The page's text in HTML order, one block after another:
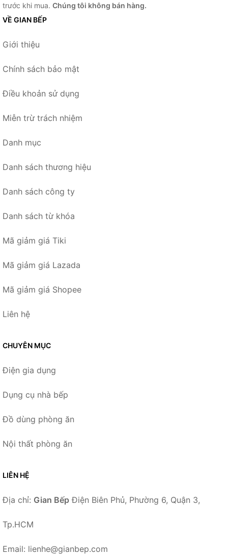
trước khi mua. Chúng tôi không bán hàng.
VỀ GIAN BẾP
Giới thiệu
Chính sách bảo mật
Điều khoản sử dụng
Miễn trừ trách nhiệm
Danh mục
Danh sách thương hiệu
Danh sách công ty
Danh sách từ khóa
Mã giảm giá Tiki
Mã giảm giá Lazada
Mã giảm giá Shopee
Liên hệ
CHUYÊN MỤC
Điện gia dụng
Dụng cụ nhà bếp
Đồ dùng phòng ăn
Nội thất phòng ăn
LIÊN HỆ
Địa chỉ: Gian Bếp Điện Biên Phủ, Phường 6, Quận 3,
Tp.HCM
Email: lienhe@gianbep.com